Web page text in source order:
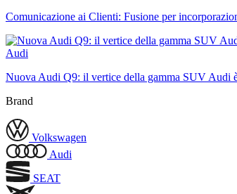
Comunicazione ai Clienti: Fusione per
Audi
Nuova Audi Q9: il vertice della gamma SUV Audi
Brand
Volkswagen
Audi
SEAT